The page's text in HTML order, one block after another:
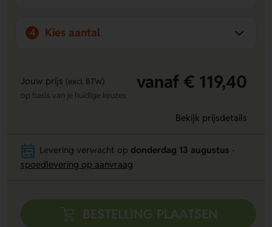
4 Kies aantal
Jouw prijs (excl. BTW) vanaf € 119,40
op basis van je huidige keuzes
Bekijk prijsdetails
Levering verwacht op donderdag 13 augustus
spoedlevering op aanvraag
BESTELLING PLAATSEN